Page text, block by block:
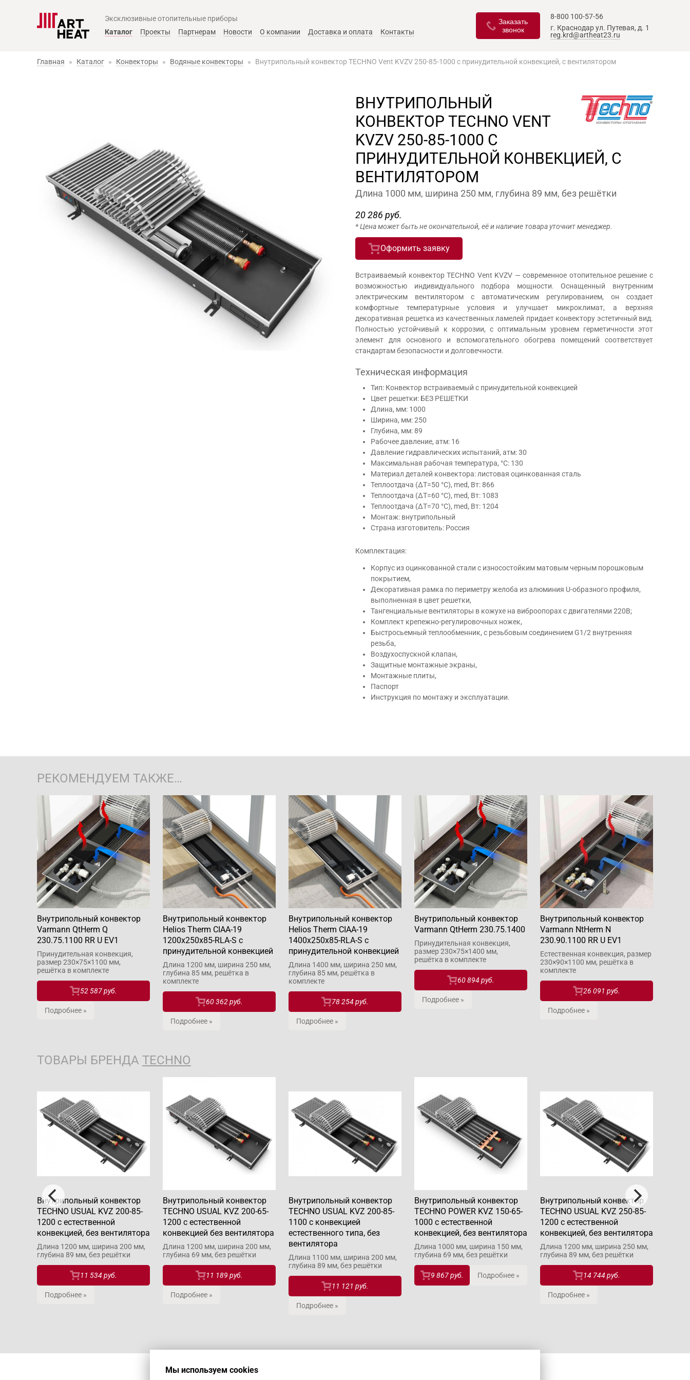
Эксклюзивные отопительные приборы
Главное меню
Каталог Проекты Партнерам Новости О компании Доставка и оплата Контакты
Заказать
звонок
8-800 100-57-56
г. Краснодарул. Путевая, д. 1
reg.krd@artheat23.ru
Главная » Каталог » Конвекторы » Водяные конвекторы » Внутрипольный конвектор TECHNO Vent KVZV 250-85-1000 с принудительной конвекцией, с вентилятором
ВНУТРИПОЛЬНЫЙ
КОНВЕКТОР TECHNO VENT
KVZV 250-85-1000 С
ПРИНУДИТЕЛЬНОЙ КОНВЕКЦИЕЙ, С
ВЕНТИЛЯТОРОМ
Длина 1000 мм, ширина 250 мм, глубина 89 мм, без решётки
20 286 руб.
* Цена может быть не окончательной, её и наличие товара уточнит менеджер.
Оформить заявку
Встраиваемый конвектор TECHNO Vent KVZV — современное отопительное решение с
возможностью индивидуального подбора мощности. Оснащенный внутренним
электрическим вентилятором с автоматическим регулированием, он создает
комфортные температурные условия и улучшает микроклимат, а верхняя
декоративная решетка из качественных ламелей придает конвектору эстетичный вид.
Полностью устойчивый к коррозии, с оптимальным уровнем герметичности этот
элемент для основного и вспомогательного обогрева помещений соответствует
стандартам безопасности и долговечности.
Техническая информация
Тип: Конвектор встраиваемый с принудительной конвекцией
Цвет решетки: БЕЗ РЕШЕТКИ
Длина, мм: 1000
Ширина, мм: 250
Глубина, мм: 89
Рабочее давление, атм: 16
Давление гидравлических испытаний, атм: 30
Максимальная рабочая температура, °С: 130
Материал деталей конвектора: листовая оцинкованная сталь
Теплоотдача (ΔT=50 °C), med, Вт: 866
Теплоотдача (ΔT=60 °C), med, Вт: 1083
Теплоотдача (ΔT=70 °C), med, Вт: 1204
Монтаж: внутрипольный
Страна изготовитель: Россия
Комплектация:
Корпус из оцинкованной стали с износостойким матовым черным порошковым
покрытием,
Декоративная рамка по периметру желоба из алюминия U-образного профиля,
выполненная в цвет решетки,
Тангенциальные вентиляторы в кожухе на виброопорах с двигателями 220В;
Комплект крепежно-регулировочных ножек,
Быстросьемный теплообменник, с резьбовым соединением G1/2 внутренняя
резьба,
Воздухоспускной клапан,
Защитные монтажные экраны,
Монтажные плиты,
Паспорт
Инструкция по монтажу и эксплуатации.
РЕКОМЕНДУЕМ ТАКЖЕ…
Внутрипольный конвектор
Varmann QtHerm Q
230.75.1100 RR U EV1
Принудительная конвекция,
размер 230×75×1100 мм,
решётка в комплекте
52 587 руб.
Подробнее »
Внутрипольный конвектор
Helios Therm CIAA-19
1200x250x85-RLA-S с
принудительной конвекцией
Длина 1200 мм, ширина 250 мм,
глубина 85 мм, решётка в
комплекте
60 362 руб.
Подробнее »
Внутрипольный конвектор
Helios Therm CIAA-19
1400x250x85-RLA-S с
принудительной конвекцией
Длина 1400 мм, ширина 250 мм,
глубина 85 мм, решётка в
комплекте
78 254 руб.
Подробнее »
Внутрипольный конвектор
Varmann QtHerm 230.75.1400
Принудительная конвекция,
размер 230×75×1400 мм,
решётка в комплекте
60 894 руб.
Подробнее »
Внутрипольный конвектор
Varmann NtHerm N
230.90.1100 RR U EV1
Естественная конвекция, размер
230×90×1100 мм, решётка в
комплекте
26 091 руб.
Подробнее »
ТОВАРЫ БРЕНДА TECHNO
Внутрипольный конвектор
TECHNO USUAL KVZ 200-85-
1200 с естественной
конвекцией, без вентилятора
Длина 1200 мм, ширина 200 мм,
глубина 89 мм, без решётки
11 534 руб.
Подробнее »
Внутрипольный конвектор
TECHNO USUAL KVZ 200-65-
1200 с естественной
конвекцией без вентилятора
Длина 1200 мм, ширина 200 мм,
глубина 69 мм, без решётки
11 189 руб.
Подробнее »
Внутрипольный конвектор
TECHNO USUAL KVZ 200-85-
1100 с конвекцией
естественного типа, без
вентилятора
Длина 1100 мм, ширина 200 мм,
глубина 89 мм, без решётки
11 121 руб.
Подробнее »
Внутрипольный конвектор
TECHNO POWER KVZ 150-65-
1000 с естественной
конвекцией, без вентилятора
Длина 1000 мм, ширина 150 мм,
глубина 69 мм, без решётки
9 867 руб. Подробнее »
Внутрипольный конвектор
TECHNO USUAL KVZ 250-85-
1200 с естественной
конвекцией, без вентилятора
Длина 1200 мм, ширина 250 мм,
глубина 89 мм, без решётки
14 744 руб.
Подробнее »
Мы используем cookies